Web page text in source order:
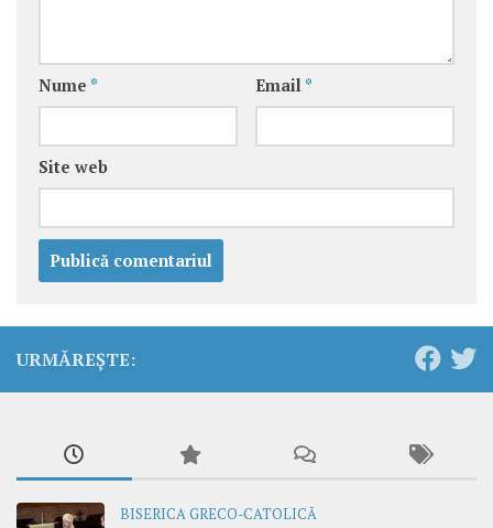
Nume * Email *
Site web
URMĂREȘTE:
BISERICA GRECO-CATOLICĂ